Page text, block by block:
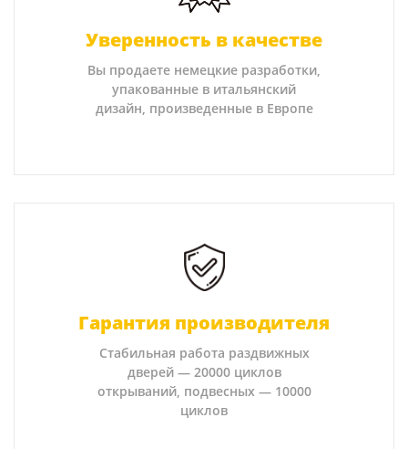
Уверенность в качестве
Вы продаете немецкие разработки,
упакованные в итальянский
дизайн, произведенные в Европе
Гарантия производителя
Стабильная работа раздвижных
дверей — 20000 циклов
открываний, подвесных — 10000
циклов